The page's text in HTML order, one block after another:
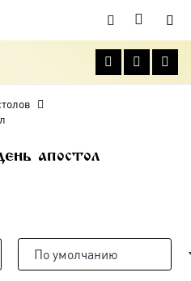
апостол